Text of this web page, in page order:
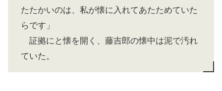
たたかいのは、私が懐に入れてあたためていた
らです」
証拠にと懐を開く、藤吉郎の懐中は泥で汚れ
ていた。